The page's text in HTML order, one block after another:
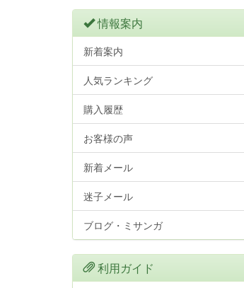
情報案内
新着案内
人気ランキング
購入履歴
お客様の声
新着メール
迷子メール
ブログ・ミサンガ
利用ガイド